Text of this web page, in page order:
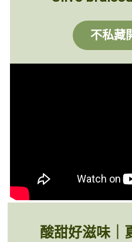
不私藏
酸甜好滋味｜